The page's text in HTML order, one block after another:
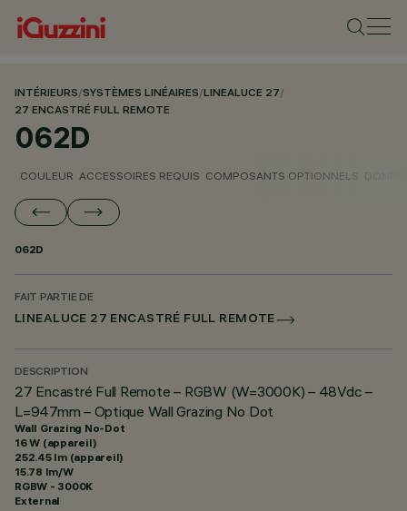
INTÉRIEURS/SYSTÈMES LINÉAIRES/LINEALUCE 27/
27 ENCASTRÉ FULL REMOTE
062D
COULEUR ACCESSOIRES REQUIS COMPOSANTS OPTIONNELS
062D
FAIT PARTIE DE
LINEALUCE 27 ENCASTRÉ FULL REMOTE
DESCRIPTION
27 Encastré Full Remote – RGBW (W=3000K) – 48Vdc –
L=947mm – Optique Wall Grazing No Dot
Wall Grazing No-Dot
16 W (appareil)
252.45 lm (appareil)
15.78 lm/W
RGBW - 3000K
External